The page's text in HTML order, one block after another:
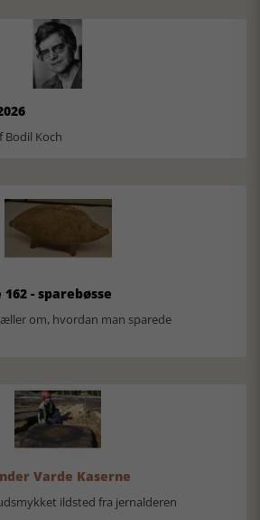
Koch
- sparebøsse
om, hvordan man sparede
Varde Kaserne
ildsted fra jernalderen